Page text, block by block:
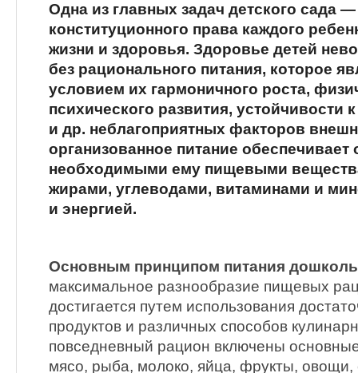
Одна из главных задач детского сада
конституционного права каждого
жизни и здоровья. Здоровье детей
без рационального питания, которое
условием их гармоничного роста,
психического развития, устойчивости
и др. неблагоприятных факторов
организованное питание обеспечивает
необходимыми ему пищевыми
жирами, углеводами, витаминами и
и энергией.
Основным принципом питания
максимальное разнообразие пищевых
достигается путем использования
продуктов и различных способов
повседневный рацион включены
мясо, рыба, молоко, яйца, фрукты, овощи,